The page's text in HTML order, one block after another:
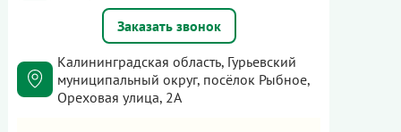
Заказать звонок
Калининградская область, Гурьевский
муниципальный округ, посёлок Рыбное,
Ореховая улица, 2А